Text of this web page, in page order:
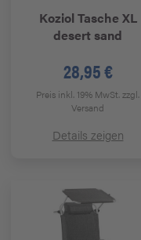
Koziol Tasche XL
desert sand
28,95 €
Preis inkl. 19% MwSt.zzgl.
Versand
Details zeigen